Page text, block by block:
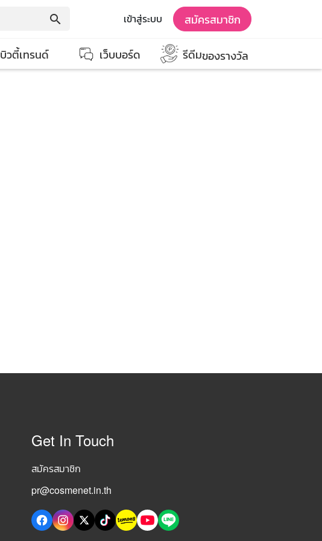
search เข้าสู่ระบบ สมัครสมาชิก
บิวตี้เทรนด์ เว็บบอร์ด รีดีมของรางวัล
Get In Touch
สมัครสมาชิก
pr@cosmenet.in.th